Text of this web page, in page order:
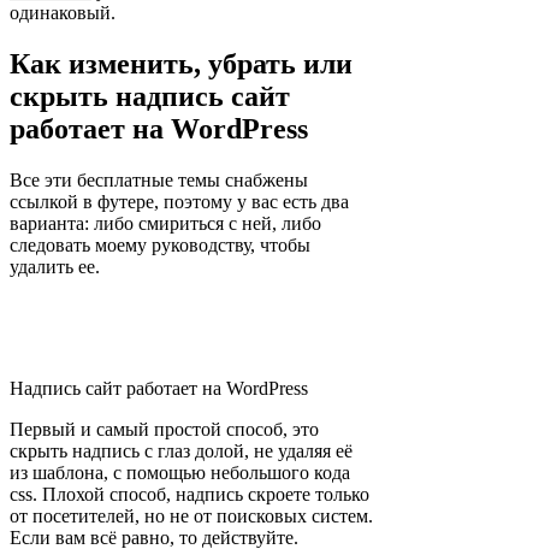
одинаковый.
Как изменить, убрать или
скрыть надпись сайт
работает на WordPress
Все эти бесплатные темы снабжены
ссылкой в ​​футере, поэтому у вас есть два
варианта: либо смириться с ней, либо
следовать моему руководству, чтобы
удалить ее.
Надпись сайт работает на WordPress
Первый и самый простой способ, это
скрыть надпись с глаз долой, не удаляя её
из шаблона, с помощью небольшого кода
css. Плохой способ, надпись скроете только
от посетителей, но не от поисковых систем.
Если вам всё равно, то действуйте.